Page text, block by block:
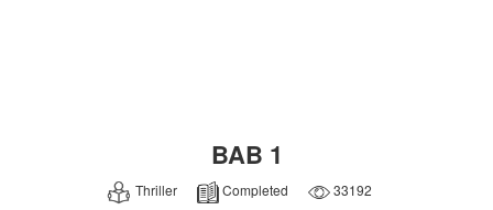
BAB 1
Thriller Completed 33192